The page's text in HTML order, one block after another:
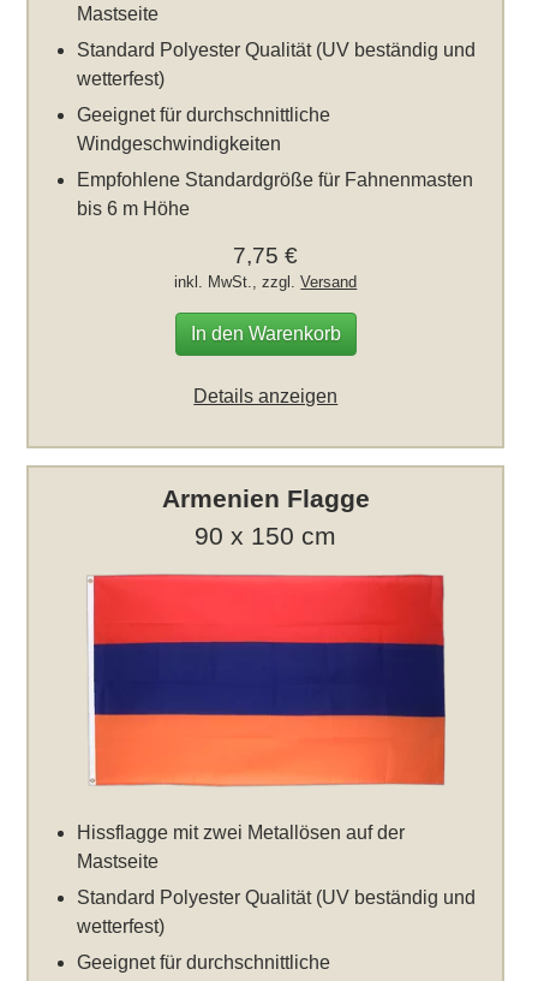
Mastseite
Standard Polyester Qualität (UV beständig und
wetterfest)
Geeignet für durchschnittliche
Windgeschwindigkeiten
Empfohlene Standardgröße für Fahnenmasten
bis 6 m Höhe
7,75 €
inkl. MwSt., zzgl.Versand
In den Warenkorb
Details anzeigen
Armenien Flagge
90 x 150 cm
Hissflagge mit zwei Metallösen auf der
Mastseite
Standard Polyester Qualität (UV beständig und
wetterfest)
Geeignet für durchschnittliche